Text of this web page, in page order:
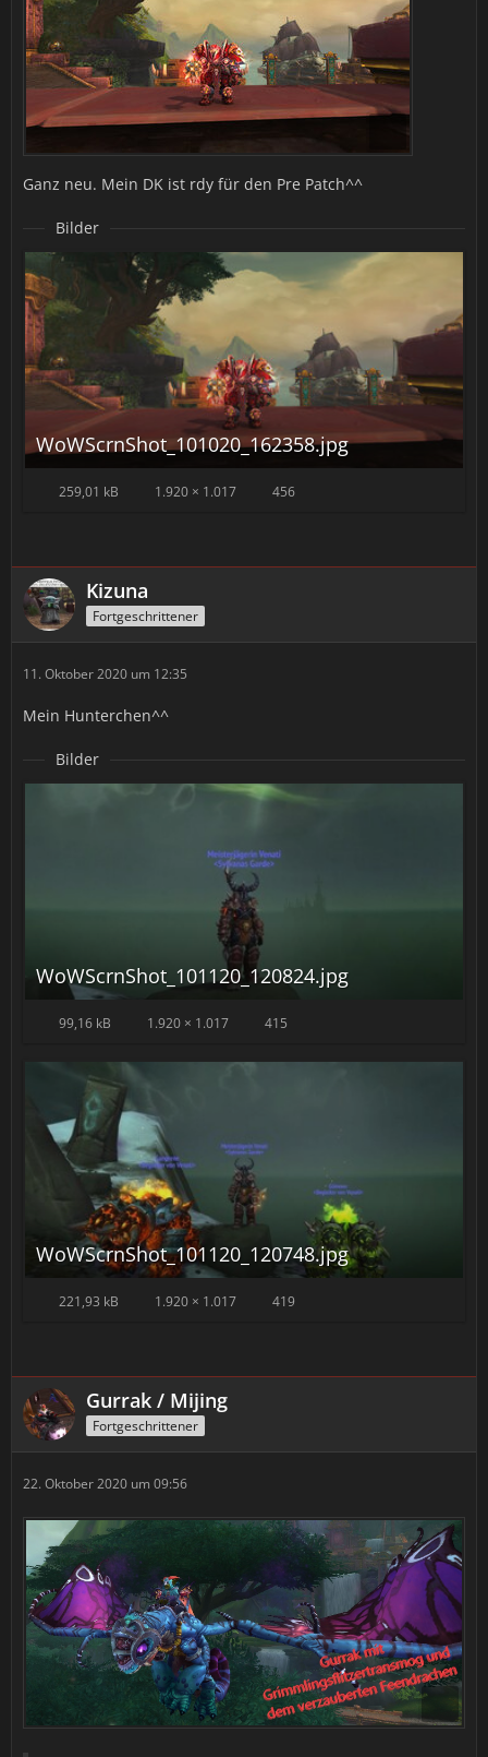
Ganz neu. Mein DK ist rdy für den Pre Patch^^
Bilder
WoWScrnShot_101020_162358.jpg
259,01 kB 1.920 × 1.017 456
Kizuna
Fortgeschrittener
11. Oktober 2020 um 12:35
Mein Hunterchen^^
Bilder
WoWScrnShot_101120_120824.jpg
99,16 kB 1.920 × 1.017 415
WoWScrnShot_101120_120748.jpg
221,93 kB 1.920 × 1.017 419
Gurrak / Mijing
Fortgeschrittener
22. Oktober 2020 um 09:56